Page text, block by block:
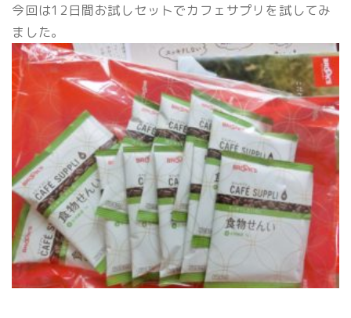
今回は12日間お試しセットでカフェサプリを試してみ
ました。